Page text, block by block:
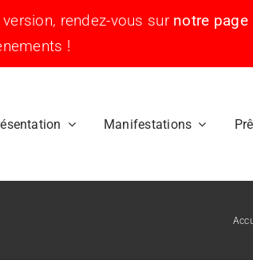
rendez-vous sur notre page
!
Manifestations